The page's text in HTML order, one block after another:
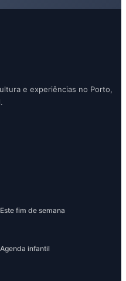
e experiências no Porto,
Este fim de semana
Agenda infantil